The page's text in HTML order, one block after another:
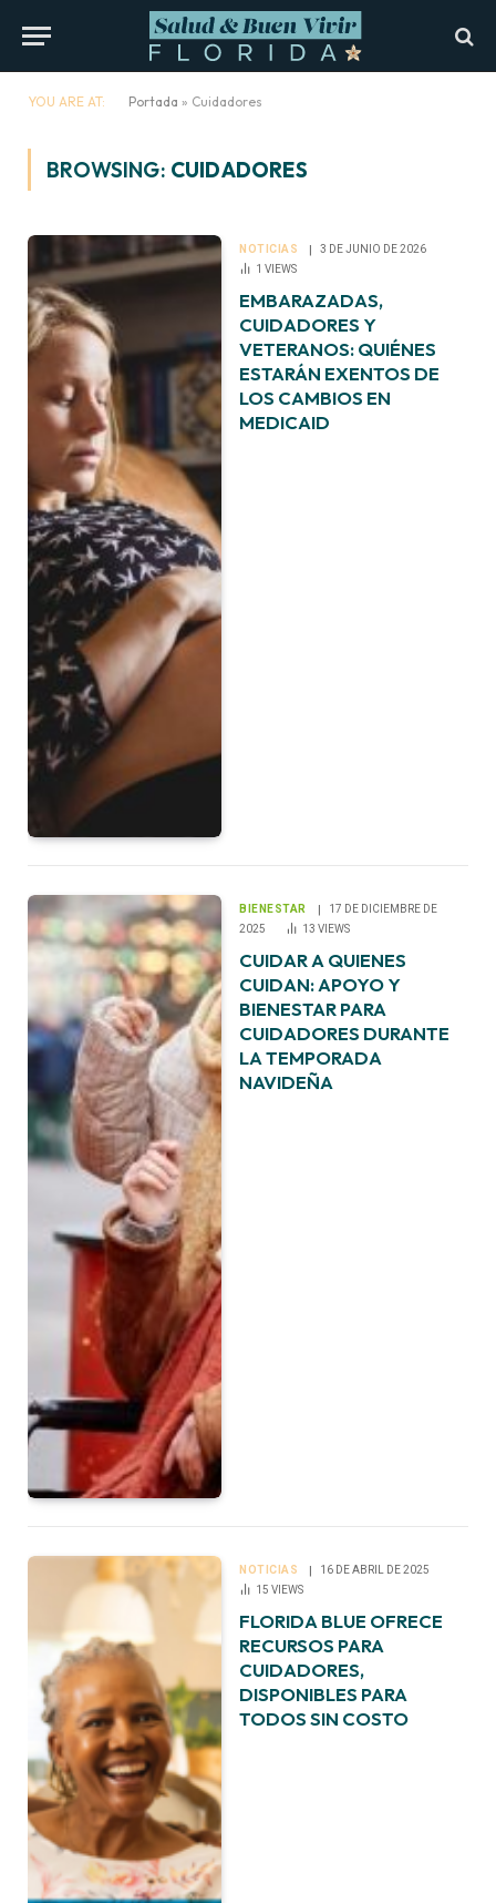
YOU ARE AT: Portada » Cuidadores
BROWSING: CUIDADORES
NOTICIAS
3 DE JUNIO DE 2026
1VIEWS
EMBARAZADAS,
CUIDADORES Y
VETERANOS: QUIÉNES
ESTARÁN EXENTOS DE
LOS CAMBIOS EN
MEDICAID
BIENESTAR
17 DE DICIEMBRE DE
2025
13VIEWS
CUIDAR A QUIENES
CUIDAN: APOYO Y
BIENESTAR PARA
CUIDADORES DURANTE
LA TEMPORADA
NAVIDEÑA
NOTICIAS
16 DE ABRIL DE 2025
15VIEWS
FLORIDA BLUE OFRECE
RECURSOS PARA
CUIDADORES,
DISPONIBLES PARA
TODOS SIN COSTO